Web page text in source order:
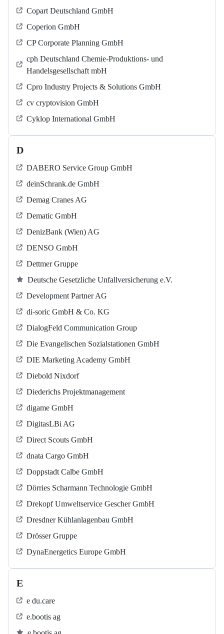
Copart Deutschland GmbH
Coperion GmbH
CP Corporate Planning GmbH
cph Deutschland Chemie-Produktions- und
Handelsgesellschaft mbH
Cpro Industry Projects & Solutions GmbH
cv cryptovision GmbH
Cyklop International GmbH
D
DABERO Service Group GmbH
deinSchrank.de GmbH
Demag Cranes AG
Dematic GmbH
DenizBank (Wien) AG
DENSO GmbH
Dettmer Gruppe
Deutsche Gesetzliche Unfallversicherung e.V.
Development Partner AG
di-soric GmbH & Co. KG
DialogFeld Communication Group
Die Evangelischen Sozialstationen GmbH
DIE Marketing Academy GmbH
Diebold Nixdorf
Diederichs Projektmanagement
digame GmbH
DigitasLBi AG
Direct Scouts GmbH
dnata Cargo GmbH
Doppstadt Calbe GmbH
Dörries Scharmann Technologie GmbH
Drekopf Umweltservice Gescher GmbH
Dresdner Kühlanlagenbau GmbH
Drösser Gruppe
DynaEnergetics Europe GmbH
E
e du.care
e.bootis ag